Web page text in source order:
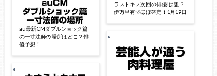
au最新CMダブルショック篇
の一寸法師の場所はどこ？俳
優予想！
ラストキス次回の俳優Iは誰？
伊万里有でほぼ確定！1月19日